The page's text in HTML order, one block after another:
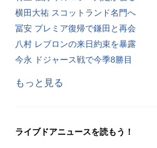
横田大祐 スコットランド名門へ
冨安 プレミア復帰で鎌田と再会
八村 レブロンの来日約束を暴露
今永 ドジャース戦で今季8勝目
もっと見る
ライブドアニュースを読もう！